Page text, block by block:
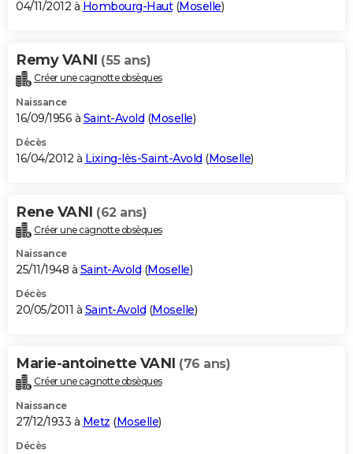
04/11/2012 à Hombourg-Haut(Moselle)
Remy VANI (55 ans)
Créer une cagnotte obsèques
Naissance
16/09/1956 à Saint-Avold (Moselle)
Décès
16/04/2012 à Lixing-lès-Saint-Avold (Moselle)
Rene VANI (62 ans)
Créer une cagnotte obsèques
Naissance
25/11/1948 à Saint-Avold (Moselle)
Décès
20/05/2011 à Saint-Avold (Moselle)
Marie-antoinette VANI (76 ans)
Créer une cagnotte obsèques
Naissance
27/12/1933 à Metz (Moselle)
Décès